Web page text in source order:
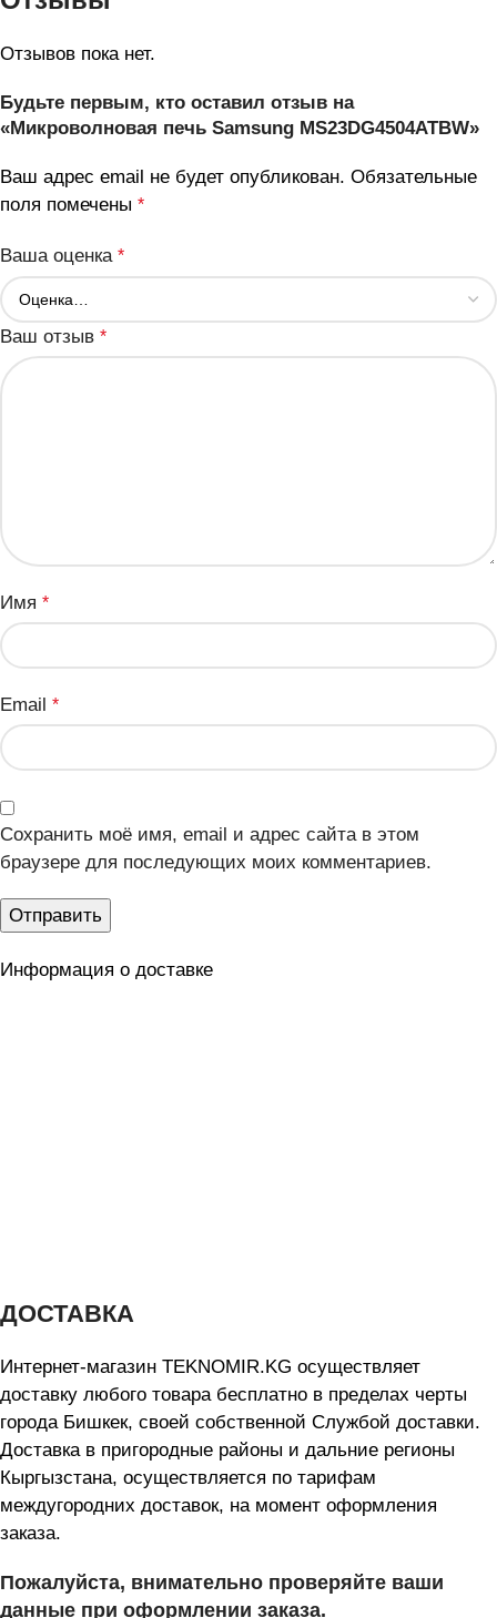
Отзывов пока нет.
Будьте первым, кто оставил отзыв на
«Микроволновая печь Samsung MS23DG4504ATBW»
Ваш адрес email не будет опубликован. Обязательные
поля помечены *
Ваша оценка *
Ваш отзыв *
Имя *
Email *
Сохранить моё имя, email и адрес сайта в этом
браузере для последующих моих комментариев.
Информация о доставке
ДОСТАВКА
Интернет-магазин TEKNOMIR.KG осуществляет
доставку любого товара бесплатно в пределах черты
города Бишкек, своей собственной Службой доставки.
Доставка в пригородные районы и дальние регионы
Кыргызстана, осуществляется по тарифам
междугородних доставок, на момент оформления
заказа.
Пожалуйста, внимательно проверяйте ваши
данные при оформлении заказа.